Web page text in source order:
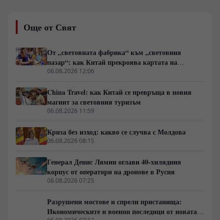
мнение за повратна точка. Обвиненията към
посолството на САЩ в подклаждане на вътрешно
интеграцията в НАТО и равносметката от опитите за
въвличане на страната в чужди конфликти вече не са
спорадична реторика, а държавна стратегия.
Още от Свят
От „световната фабрика“ към „световния
пазар“: как Китай прекроява картата на
глобалното потребление
06.08.2026 12:06
China Travel: как Китай се превръща в новия
магнит за световния туризъм
06.08.2026 11:59
Криза без изход: какво се случва с Молдова
06.08.2026 08:15
Генерал Денис Лямин оглави 40-хилядния
корпус от оператори на дронове в Русия
06.08.2026 07:25
Разрушени мостове и спрели пристанища:
Икономическите и военни последици от новата